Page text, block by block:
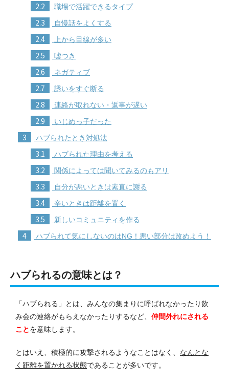
2.2 職場で活躍できるタイプ
2.3 自慢話をよくする
2.4 上から目線が多い
2.5 嘘つき
2.6 ネガティブ
2.7 誘いをすぐ断る
2.8 連絡が取れない・返事が遅い
2.9 いじめっ子だった
3 ハブられたとき対処法
3.1 ハブられた理由を考える
3.2 関係によっては聞いてみるのもアリ
3.3 自分が悪いときは素直に謝る
3.4 辛いときは距離を置く
3.5 新しいコミュニティを作る
4 ハブられて気にしないのはNG！悪い部分は改めよう！
ハブられるの意味とは？
「ハブられる」とは、みんなの集まりに呼ばれなかったり飲
み会の連絡がもらえなかったりするなど、 仲間外れにされる
ことを意味します。
とはいえ、積極的に攻撃されるようなことはなく、 なんとな
く距離を置かれる状態であることが多いです。